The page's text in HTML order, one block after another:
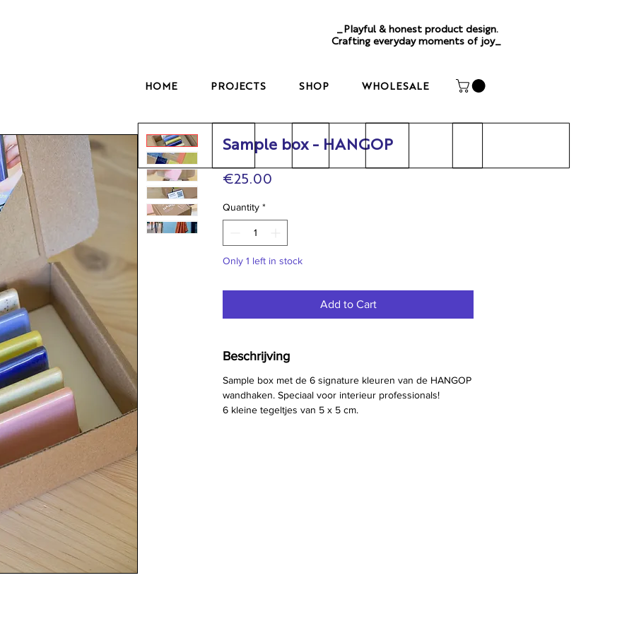
_Playful & honest product design.
Crafting everyday moments of joy_
HOME PROJECTS SHOP WHOLESALE
Sample box - HANGOP
€25.00
Quantity *
Only 1 left in stock
Add to Cart
Beschrijving
Sample box met de 6 signature kleuren van de HANGOP
wandhaken. Speciaal voor interieur professionals!
6 kleine tegeltjes van 5 x 5 cm.